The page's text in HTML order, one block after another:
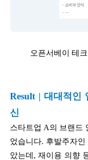
오픈서베이 테
Result | 대대적인
신
스타트업 A의 브랜드
었습니다. 후발주자
았는데, 재이용 의향